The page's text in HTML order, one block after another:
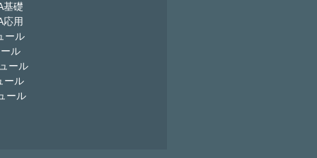
基礎
応用
ール
ル
ール
ール
ール